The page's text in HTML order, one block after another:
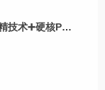
本生殖中心拥有高精技术➕硬核P胎培育团队 靠实力交付，靠口碑说话